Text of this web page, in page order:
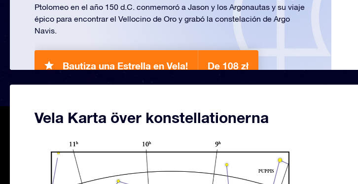
Ptolomeo en el año 150 d.C. conmemoró a Jason y los Argonautas y su viaje
épico para encontrar el Vellocino de Oro y grabó la constelación de Argo
Navis.
Bautiza una Estrella en Vela! De 108 zł
Vela Karta över konstellationerna